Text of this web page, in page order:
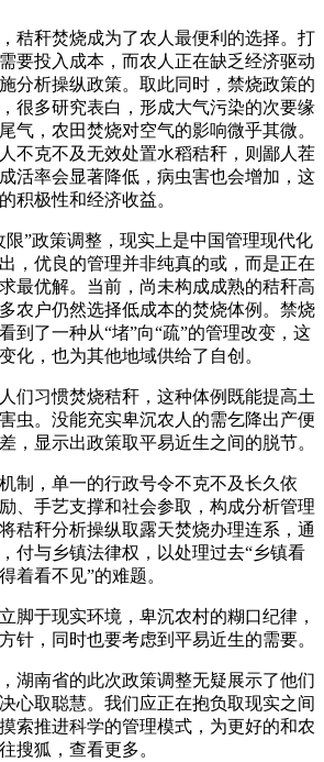
秆焚烧成为了农人最便利的选择。打
要投入成本，而农人正在缺乏经济驱动
分析操纵政策。取此同时，禁烧政策的
很多研究表白，形成大气污染的次要缘
气，农田焚烧对空气的影响微乎其微。
不克不及无效处置水稻秸秆，则鄙人茬
活率会显著降低，病虫害也会增加，这
积极性和经济收益。
”政策调整，现实上是中国管理现代化
，优良的管理并非纯真的或，而是正在
最优解。当前，尚未构成成熟的秸秆高
农户仍然选择低成本的焚烧体例。禁烧
到了一种从“堵”向“疏”的管理改变，这
化，也为其他地域供给了自创。
习惯焚烧秸秆，这种体例既能提高土
虫。没能充实卑沉农人的需乞降出产便
，显示出政策取平易近生之间的脱节。
，单一的行政号令不克不及长久依
、手艺支撑和社会参取，构成分析管理
秸秆分析操纵取露天焚烧办理连系，通
付与乡镇法律权，以处理过去“乡镇看
着看不见”的难题。
于现实环境，卑沉农村的糊口纪律，
针，同时也要考虑到平易近生的需要。
南省的此次政策调整无疑展示了他们
心取聪慧。我们应正在抱负取现实之间
索推进科学的管理模式，为更好的和农
搜狐，查看更多。